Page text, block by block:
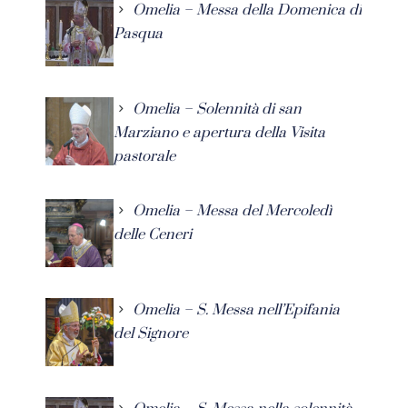
Omelia – Messa della Domenica di
Pasqua
Omelia – Solennità di san
Marziano e apertura della Visita
pastorale
Omelia – Messa del Mercoledì
delle Ceneri
Omelia – S. Messa nell’Epifania
del Signore